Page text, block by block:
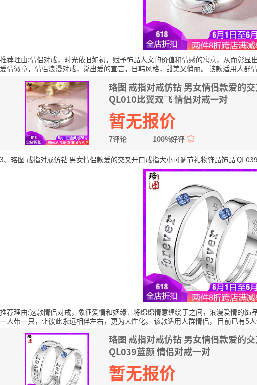
推荐理由:情侣对戒，时光依旧如初，赋予饰品人文的价值和情感的寓意，从而彰显
爱情徽章，情侣浪漫对戒，说出爱的宣言，日韩风格，甜美又俏丽。 该款适用人群情
珞图 戒指对戒仿钻 男女情侣款爱的
QL010比翼双飞 情侣对戒一对
暂无报价
7评论 100%好评
3、珞图 戒指对戒仿钻 男女情侣款爱的交叉开口戒指大小可调节礼物饰品饰品
推荐理由:这款情侣对戒，象征爱情和姻缘，将绵绵情意缠绕于之间，浪漫爱情的饰
一人带一只，让彼此永远相伴左右，更为人性化。 该款适用人群情侣， 目前已有5
珞图 戒指对戒仿钻 男女情侣款爱的
QL039蓝颜 情侣对戒一对
暂无报价